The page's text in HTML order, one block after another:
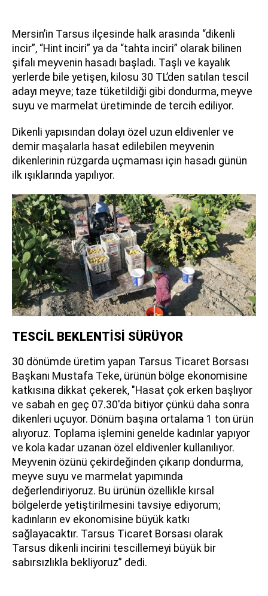
Mersin’in Tarsus ilçesinde halk arasında “dikenli
incir”, “Hint inciri” ya da “tahta inciri” olarak bilinen
şifalı meyvenin hasadı başladı. Taşlı ve kayalık
yerlerde bile yetişen, kilosu 30 TL’den satılan tescil
adayı meyve; taze tüketildiği gibi dondurma, meyve
suyu ve marmelat üretiminde de tercih ediliyor.
Dikenli yapısından dolayı özel uzun eldivenler ve
demir maşalarla hasat edilebilen meyvenin
dikenlerinin rüzgarda uçmaması için hasadı günün
ilk ışıklarında yapılıyor.
TESCİL BEKLENTİSİ SÜRÜYOR
30 dönümde üretim yapan Tarsus Ticaret Borsası
Başkanı Mustafa Teke, ürünün bölge ekonomisine
katkısına dikkat çekerek, "Hasat çok erken başlıyor
ve sabah en geç 07.30'da bitiyor çünkü daha sonra
dikenleri uçuyor. Dönüm başına ortalama 1 ton ürün
alıyoruz. Toplama işlemini genelde kadınlar yapıyor
ve kola kadar uzanan özel eldivenler kullanılıyor.
Meyvenin özünü çekirdeğinden çıkarıp dondurma,
meyve suyu ve marmelat yapımında
değerlendiriyoruz. Bu ürünün özellikle kırsal
bölgelerde yetiştirilmesini tavsiye ediyorum;
kadınların ev ekonomisine büyük katkı
sağlayacaktır. Tarsus Ticaret Borsası olarak
Tarsus dikenli incirini tescillemeyi büyük bir
sabırsızlıkla bekliyoruz” dedi.